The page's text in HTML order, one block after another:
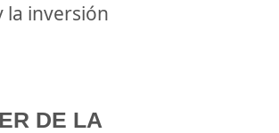
la inversión
DE LA